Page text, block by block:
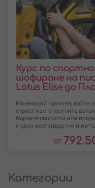
Курс по спортно
шофиране на
Lotus Elise до
Изненадай приятел, който
страст към спортните
бързите скорости или
с едно нестандартно и
от
Категории